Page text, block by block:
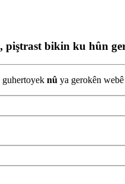
piştrast bikin ku hûn
guhertoyek nû ya gerokên webê